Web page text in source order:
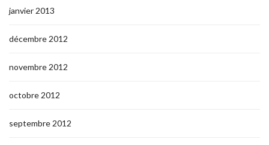
janvier 2013
décembre 2012
novembre 2012
octobre 2012
septembre 2012